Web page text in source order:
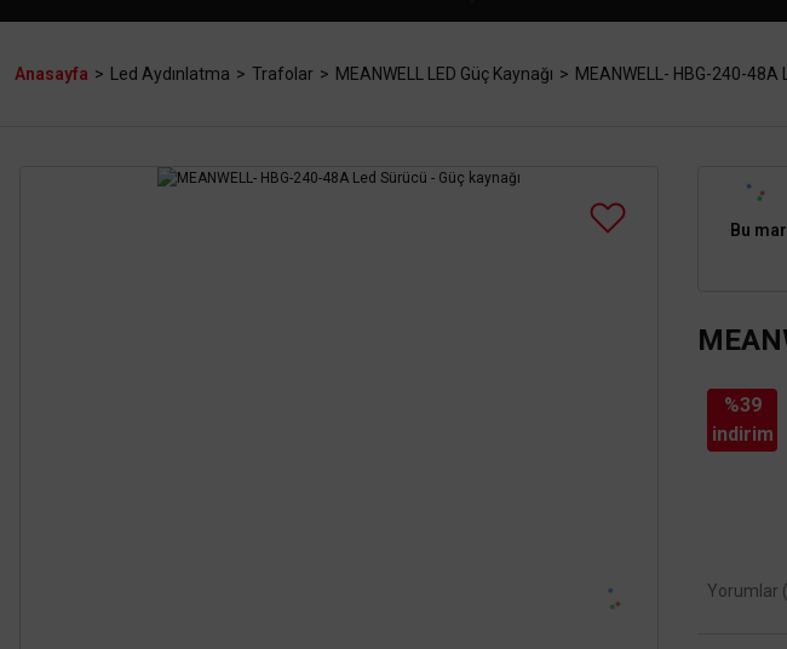
Anasayfa Led Aydınlatma Trafolar MEANWELL LED Güç Kaynağı MEANWELL- HBG-240-48A
Bu
%39
indirim
Yorumlar